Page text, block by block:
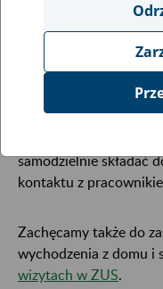
Od 21 grudnia br.
obsługę klientów
składek i
samodzielnie składać
kontaktu z
Zachęcamy także do
wychodzenia z domu i
wizytach w ZUS.